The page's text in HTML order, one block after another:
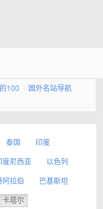
100
国外名站导航
泰国
印度
度尼西亚
以色列
阿拉伯
巴基斯坦
卡塔尔